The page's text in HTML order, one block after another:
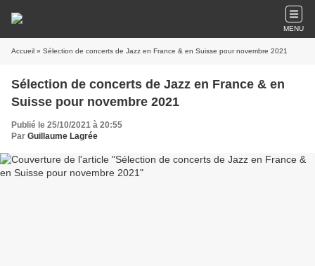
MENU
Accueil » Sélection de concerts de Jazz en France & en Suisse pour novembre 2021
Sélection de concerts de Jazz en France & en
Suisse pour novembre 2021
Publié le 25/10/2021 à 20:55
Par Guillaume Lagrée